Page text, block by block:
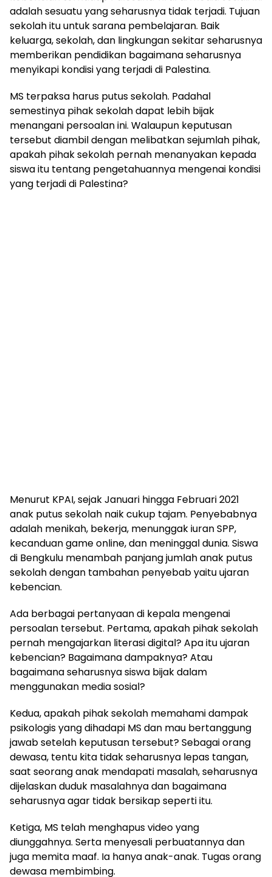
adalah sesuatu yang seharusnya tidak terjadi. Tujuan
sekolah itu untuk sarana pembelajaran. Baik
keluarga, sekolah, dan lingkungan sekitar seharusnya
memberikan pendidikan bagaimana seharusnya
menyikapi kondisi yang terjadi di Palestina.
MS terpaksa harus putus sekolah. Padahal
semestinya pihak sekolah dapat lebih bijak
menangani persoalan ini. Walaupun keputusan
tersebut diambil dengan melibatkan sejumlah pihak,
apakah pihak sekolah pernah menanyakan kepada
siswa itu tentang pengetahuannya mengenai kondisi
yang terjadi di Palestina?
Menurut KPAI, sejak Januari hingga Februari 2021
anak putus sekolah naik cukup tajam. Penyebabnya
adalah menikah, bekerja, menunggak iuran SPP,
kecanduan game online, dan meninggal dunia. Siswa
di Bengkulu menambah panjang jumlah anak putus
sekolah dengan tambahan penyebab yaitu ujaran
kebencian.
Ada berbagai pertanyaan di kepala mengenai
persoalan tersebut. Pertama, apakah pihak sekolah
pernah mengajarkan literasi digital? Apa itu ujaran
kebencian? Bagaimana dampaknya? Atau
bagaimana seharusnya siswa bijak dalam
menggunakan media sosial?
Kedua, apakah pihak sekolah memahami dampak
psikologis yang dihadapi MS dan mau bertanggung
jawab setelah keputusan tersebut? Sebagai orang
dewasa, tentu kita tidak seharusnya lepas tangan,
saat seorang anak mendapati masalah, seharusnya
dijelaskan duduk masalahnya dan bagaimana
seharusnya agar tidak bersikap seperti itu.
Ketiga, MS telah menghapus video yang
diunggahnya. Serta menyesali perbuatannya dan
juga memita maaf. Ia hanya anak-anak. Tugas orang
dewasa membimbing.